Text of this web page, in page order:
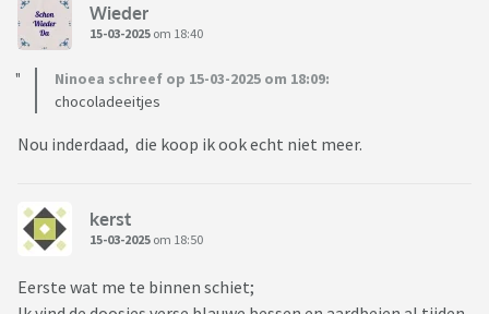
Wieder
15-03-2025 om 18:40
Ninoea schreef op 15-03-2025 om 18:09:
chocoladeeitjes
Nou inderdaad, die koop ik ook echt niet meer.
kerst
15-03-2025 om 18:50
Eerste wat me te binnen schiet;